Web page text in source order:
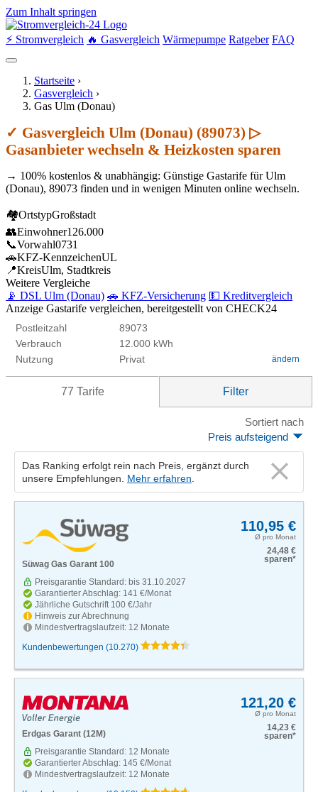
Zum Inhalt springen
⚡ Stromvergleich 🔥 Gasvergleich Wärmepumpe Ratgeber FAQ
Startseite ›
Gasvergleich ›
Gas Ulm (Donau)
✓ Gasvergleich Ulm (Donau) (89073) ▷
Gasanbieter wechseln & Heizkosten sparen
→ 100% kostenlos & unabhängig: Günstige Gastarife für Ulm
(Donau), 89073 finden und in wenigen Minuten online wechseln.
🏘OrtstypGroßstadt
👥Einwohner126.000
📞Vorwahl0731
🚗KFZ-KennzeichenUL
📍KreisUlm, Stadtkreis
Weitere Vergleiche
📡 DSL Ulm (Donau) 🚗 KFZ-Versicherung 💵 Kreditvergleich
Anzeige Gastarife vergleichen, bereitgestellt von CHECK24